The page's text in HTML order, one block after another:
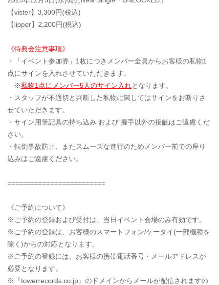
【vister】3,300円(税込)
【lipper】2,200円(税込)
《特典会注意事項》
・「イベント参加券」1枚につきメンバー全員からお客様の私物1
点にサインを入れさせていただきます。
※私物1点にメンバー5人のサイン入れとなります。
・スタッフが不適切と判断した私物に関してはサインをお断りさ
せていただきます。
・サイン用筆記具の持ち込み および 握手以外の接触はご遠慮くだ
さい。
・転倒事故防止、またスムーズな進行のためメンバー前での座り
込みはご遠慮ください。
=========================
《ご予約について》
※ご予約の登録および受付は、当日イベント会場のみ有効です。
※ご予約の登録は、お客様のスマートフォン/ケータイ(一部機種を
除く)からの対応となります。
※ご予約の登録には、お客様の携帯電話番号・メールアドレスが
必要となります。
※『towerrecords.co.jp』のドメインからメールが配信されますの